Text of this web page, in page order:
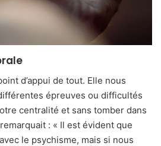
d’appui de tout. Elle nous
épreuves ou difficultés
centralité et sans tomber dans
: « Il est évident que
le psychisme, mais si nous